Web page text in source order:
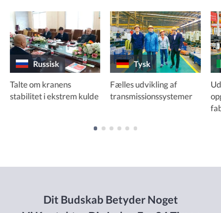
Russisk
Talte om kranens
stabilitet i ekstrem kulde
Tysk
Fælles udvikling af
transmissionssystemer
Dit Budskab Betyder Noget